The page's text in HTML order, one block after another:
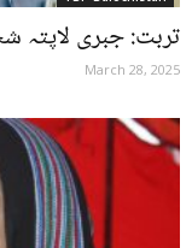
تربت: جبری
March 28, 2025